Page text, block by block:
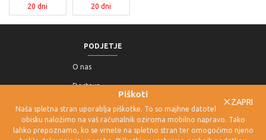
20 dni
20 dni
PODJETJE
O nas
Dostava
Pogoji poslovanja
Politika
zasebnosti
ZAPRI
Piškoti
Naša spletna stran uporablja piškotke. To so majhne datoteke, ki jih ob
obisku naložimo na vaš računalnik oziroma mobilno napravo. Tako
lahko prepoznamo, ko se vrnete na spletno stran ter omogočimo njeno